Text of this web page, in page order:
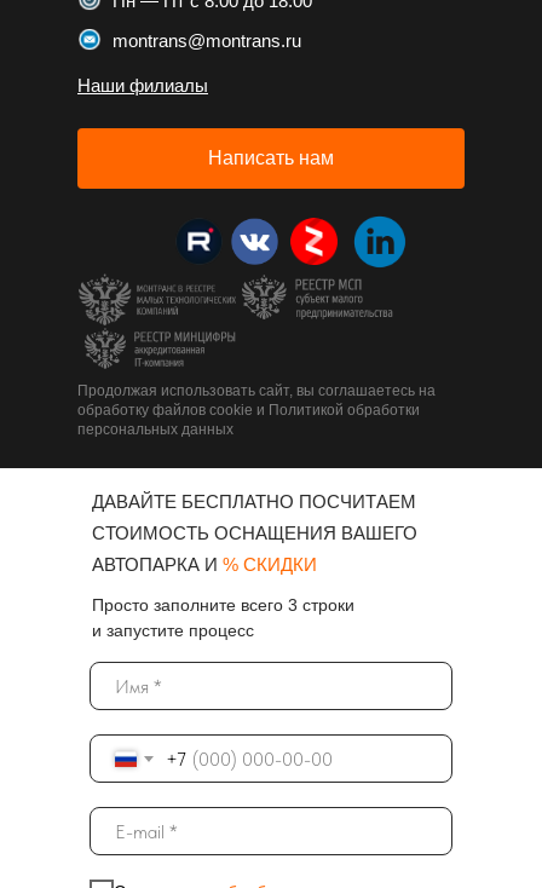
montrans@montrans.ru
Наши филиалы
Написать нам
Продолжая использовать сайт, вы соглашаетесь на
обработку файлов cookie и Политикой обработки
персональных данных
ДАВАЙТЕ БЕСПЛАТНО ПОСЧИТАЕМ
СТОИМОСТЬ ОСНАЩЕНИЯ ВАШЕГО
АВТОПАРКА И % СКИДКИ
Просто заполните всего 3 строки
и запустите процесс
+7